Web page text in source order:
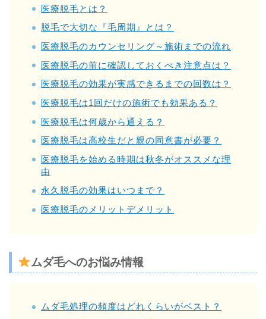
医療脱毛とは？
脱毛で大切な『毛周期』とは？
医療脱毛のカウンセリング～施術までの流れ
医療脱毛の前に確認しておくべき注意点は？
医療脱毛の効果が実感できるまでの回数は？
医療脱毛は1回だけの施術でも効果ある？
医療脱毛は何歳から通える？
医療脱毛は高校生だと親の同意書が必要？
医療脱毛を始める時期は秋冬がオススメな理
由
永久脱毛の効果はいつまで？
医療脱毛のメリットデメリット
ムダ毛へのお悩み情報
ムダ毛処理の頻度はどれくらいがベスト？